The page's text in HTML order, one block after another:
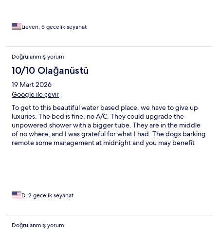
if you like camping this might be fine, if you hate camping you
Lieven, 5 gecelik seyahat
Doğrulanmış yorum
10/10 Olağanüstü
19 Mart 2026
Google ile çevir
To get to this beautiful water based place, we have to give up
luxuries. The bed is fine, no A/C. They could upgrade the
unpowered shower with a bigger tube. They are in the middle
of no where, and I was grateful for what I had. The dogs barking
remote some management at midnight and you may benefit
D, 2 gecelik seyahat
Doğrulanmış yorum